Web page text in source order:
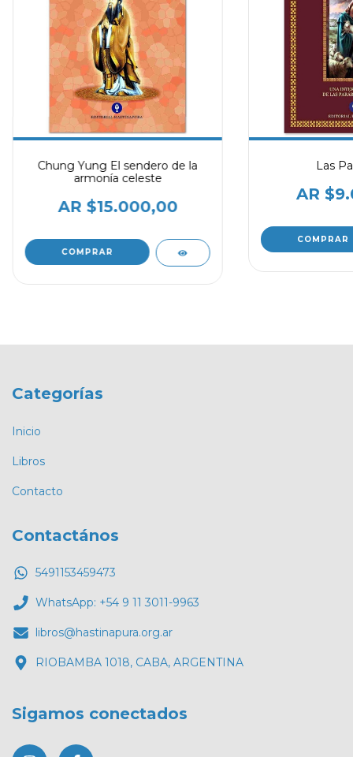
Chung Yung El sendero de la
armonía celeste
$15.000,00
Las
Categorías
Inicio
Libros
Contacto
Contactános
5491153459473
WhatsApp: +54 9 11 3011-9963
libros@hastinapura.org.ar
RIOBAMBA 1018, CABA, ARGENTINA
Sigamos conectados